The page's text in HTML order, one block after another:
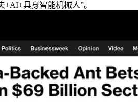
具身智能机械人”。